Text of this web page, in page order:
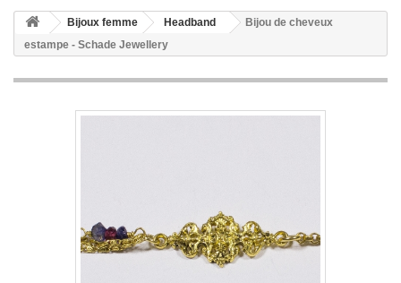
Bijoux femme Headband
Bijou de cheveux
estampe - Schade Jewellery